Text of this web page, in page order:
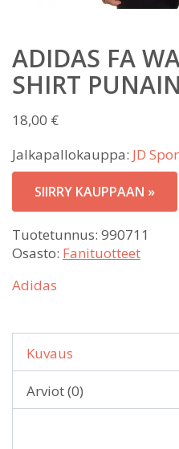
ADIDAS FA
SHIRT
18,00 €
Jalkapallokauppa: JD
SIIRRY KAUPPAAN »
Tuotetunnus: 990711
Osasto: Fanituotteet
Adidas
Kuvaus
Arviot (0)